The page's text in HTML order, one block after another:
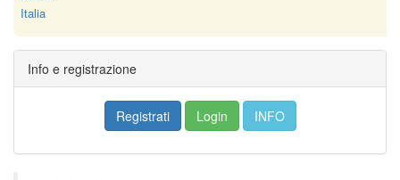
Italia
Info e registrazione
Registrati Login INFO